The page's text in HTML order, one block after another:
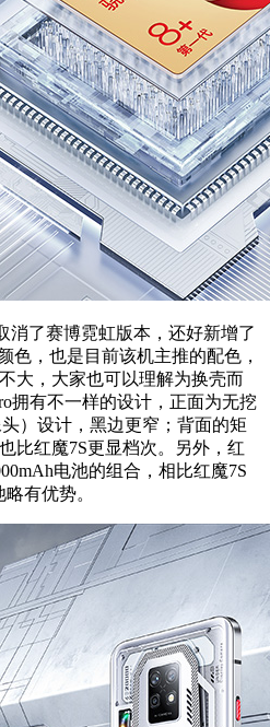
了赛博霓虹版本，还好新增了
色，也是目前该机主推的配色，
大，大家也可以理解为换壳而
拥有不一样的设计，正面为无挖
）设计，黑边更窄；背面的矩
比红魔7S更显档次。另外，红
电池的组合，相比红魔7S
有优势。